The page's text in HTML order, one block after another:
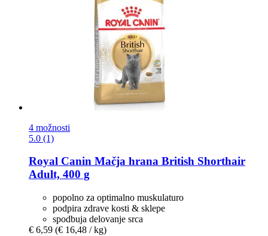
4 možnosti
5.0 (1)
Royal Canin Mačja hrana British Shorthair
Adult, 400 g
popolno za optimalno muskulaturo
podpira zdrave kosti & sklepe
spodbuja delovanje srca
€ 6,59 (€ 16,48 / kg)